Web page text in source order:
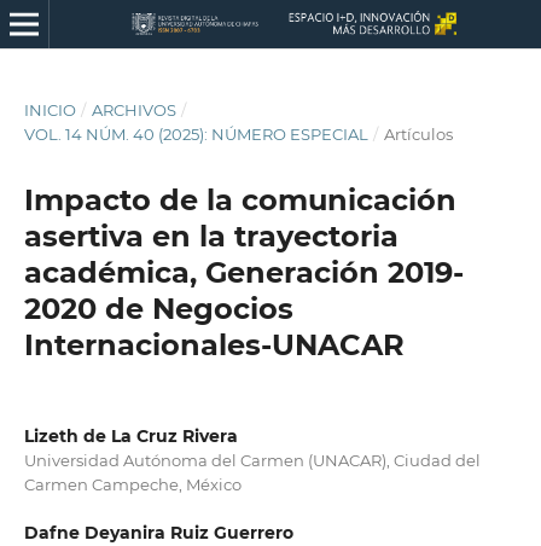
INICIO / ARCHIVOS /
VOL. 14 NÚM. 40 (2025): NÚMERO ESPECIAL
/ Artículos
Impacto de la comunicación
asertiva en la trayectoria
académica, Generación 2019-
2020 de Negocios
Internacionales-UNACAR
Lizeth de La Cruz Rivera
Universidad Autónoma del Carmen (UNACAR), Ciudad del
Carmen Campeche, México
Dafne Deyanira Ruiz Guerrero